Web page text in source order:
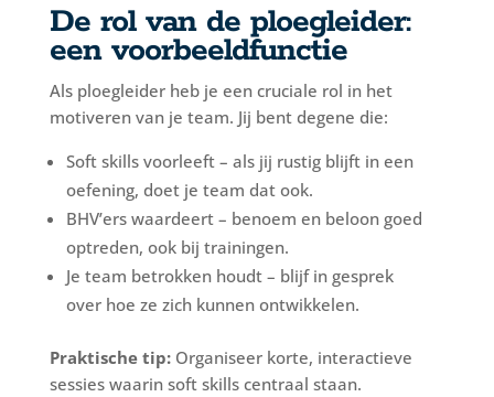
De rol van de ploegleider:
een voorbeeldfunctie
Als ploegleider heb je een cruciale rol in het
motiveren van je team. Jij bent degene die:
Soft skills voorleeft – als jij rustig blijft in een
oefening, doet je team dat ook.
BHV’ers waardeert – benoem en beloon goed
optreden, ook bij trainingen.
Je team betrokken houdt – blijf in gesprek
over hoe ze zich kunnen ontwikkelen.
Praktische tip:Organiseer korte, interactieve
sessies waarin soft skills centraal staan.